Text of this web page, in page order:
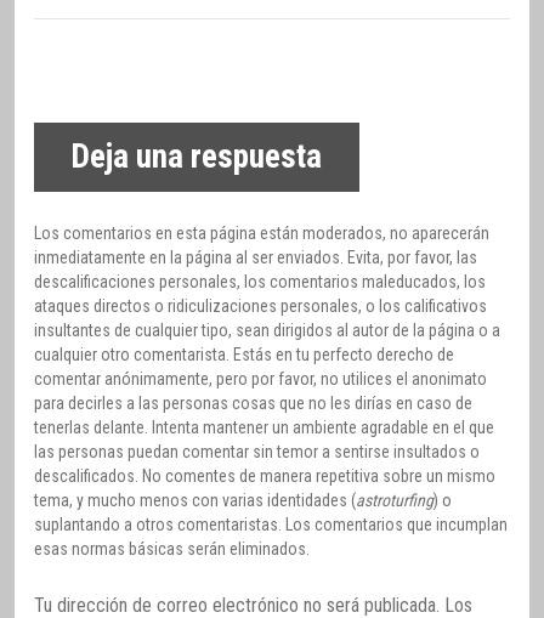
Deja una respuesta
Los comentarios en esta página están moderados, no aparecerán
inmediatamente en la página al ser enviados. Evita, por favor, las
descalificaciones personales, los comentarios maleducados, los
ataques directos o ridiculizaciones personales, o los calificativos
insultantes de cualquier tipo, sean dirigidos al autor de la página o a
cualquier otro comentarista. Estás en tu perfecto derecho de
comentar anónimamente, pero por favor, no utilices el anonimato
para decirles a las personas cosas que no les dirías en caso de
tenerlas delante. Intenta mantener un ambiente agradable en el que
las personas puedan comentar sin temor a sentirse insultados o
descalificados. No comentes de manera repetitiva sobre un mismo
tema, y mucho menos con varias identidades (astroturfing) o
suplantando a otros comentaristas. Los comentarios que incumplan
esas normas básicas serán eliminados.
Tu dirección de correo electrónico no será publicada. Los